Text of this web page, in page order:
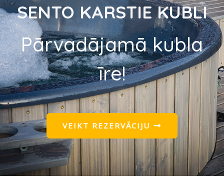
SENTO KARSTIE KUBLI
Pārvadājamā kubla
īre!
VEIKT REZERVĀCIJU